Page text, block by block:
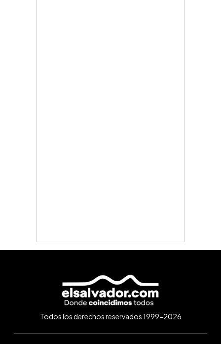
Todos los derechos reservados 1999-2026